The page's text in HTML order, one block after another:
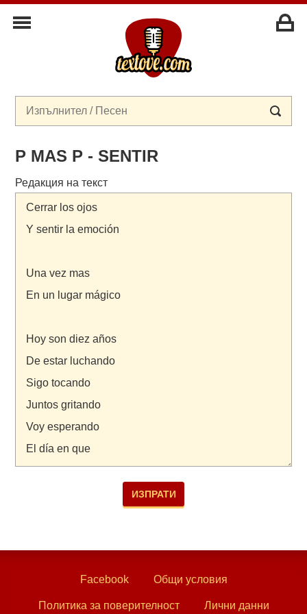
P MAS P - SENTIR
Редакция на текст
Facebook Общи условия
Политика за поверителност Лични данни